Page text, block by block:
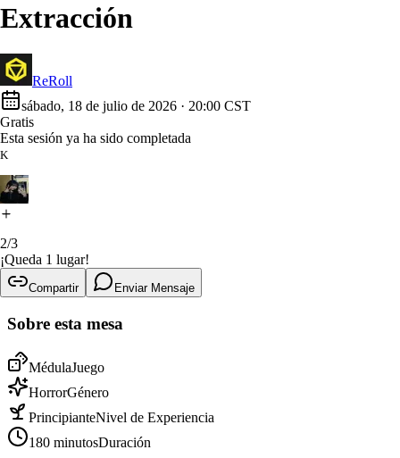
Extracción
ReRoll
sábado, 18 de julio de 2026 · 20:00 CST
Gratis
Esta sesión ya ha sido completada
K
2/3
¡Queda 1 lugar!
Compartir Enviar Mensaje
Sobre esta mesa
MédulaJuego
HorrorGénero
PrincipianteNivel de Experiencia
180 minutosDuración